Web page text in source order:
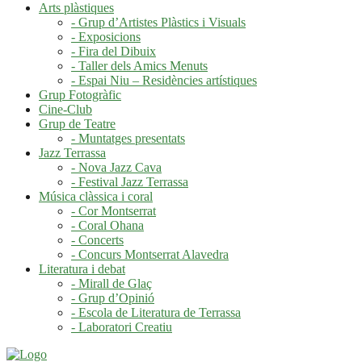
Arts plàstiques
- Grup d’Artistes Plàstics i Visuals
- Exposicions
- Fira del Dibuix
- Taller dels Amics Menuts
- Espai Niu – Residències artístiques
Grup Fotogràfic
Cine-Club
Grup de Teatre
- Muntatges presentats
Jazz Terrassa
- Nova Jazz Cava
- Festival Jazz Terrassa
Música clàssica i coral
- Cor Montserrat
- Coral Ohana
- Concerts
- Concurs Montserrat Alavedra
Literatura i debat
- Mirall de Glaç
- Grup d’Opinió
- Escola de Literatura de Terrassa
- Laboratori Creatiu